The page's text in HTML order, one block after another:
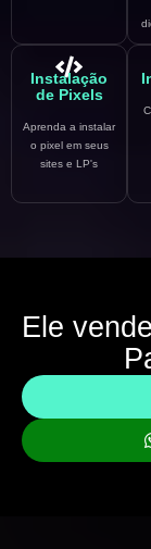
Instalação
de Pixels
Aprenda a instalar
o pixel em seus
sites e LP's
Ele